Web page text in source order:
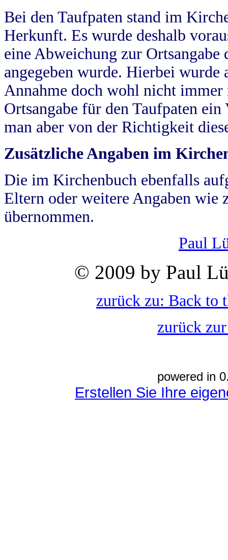
Bei den Taufpaten stand im
Herkunft. Es wurde deshalb
eine Abweichung zur
angegeben wurde. Hierbei wurde
Annahme doch wohl nicht
Ortsangabe für den Taufpaten
man aber von der Richtigkeit
Zusätzliche Angaben im
Die im Kirchenbuch ebenfalls
Eltern oder weitere Angaben wie
übernommen.
Paul
© 2009 by Paul
zurück zu: Back to
zurück
powered in
Erstellen Sie Ihre